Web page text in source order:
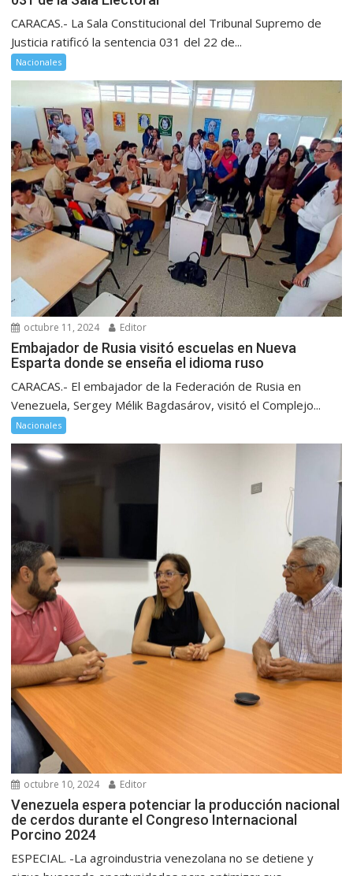
CARACAS.- La Sala Constitucional del Tribunal Supremo de
Justicia ratificó la sentencia 031 del 22 de...
Nacionales
octubre 11, 2024 Editor
Embajador de Rusia visitó escuelas en Nueva
Esparta donde se enseña el idioma ruso
CARACAS.- El embajador de la Federación de Rusia en
Venezuela, Sergey Mélik Bagdasárov, visitó el Complejo...
Nacionales
octubre 10, 2024 Editor
Venezuela espera potenciar la producción nacional
de cerdos durante el Congreso Internacional
Porcino 2024
ESPECIAL. -La agroindustria venezolana no se detiene y